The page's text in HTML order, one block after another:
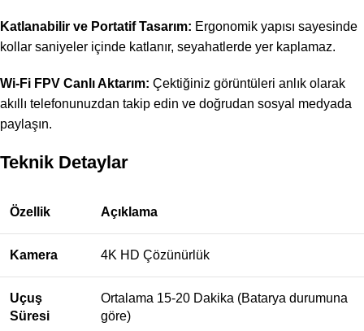
Katlanabilir ve Portatif Tasarım: Ergonomik yapısı sayesinde
kollar saniyeler içinde katlanır, seyahatlerde yer kaplamaz.
Wi-Fi FPV Canlı Aktarım: Çektiğiniz görüntüleri anlık olarak
akıllı telefonunuzdan takip edin ve doğrudan sosyal medyada
paylaşın.
Teknik Detaylar
Özellik Açıklama
Kamera 4K HD Çözünürlük
Uçuş
Süresi
Ortalama 15-20 Dakika (Batarya durumuna
göre)